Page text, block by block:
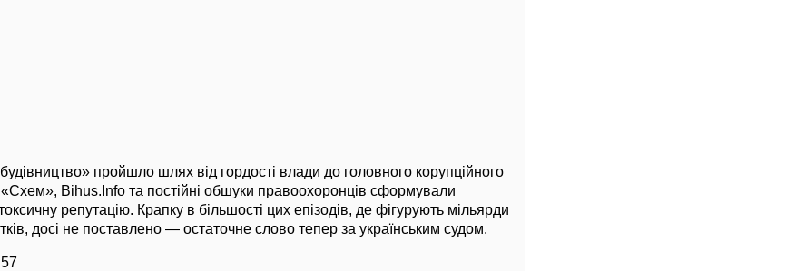
пройшло шлях від гордості влади до головного корупційного
«Схем», Bihus.Info та постійні обшуки правоохоронців сформували
репутацію. Крапку в більшості цих епізодів, де фігурують мільярди
досі не поставлено — остаточне слово тепер за українським судом.